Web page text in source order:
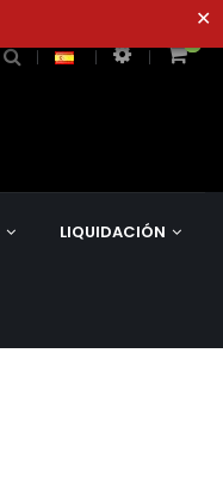
✕
0
0
LIQUIDACIÓN